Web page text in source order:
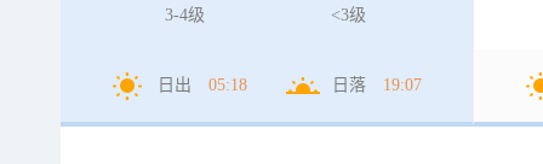
3-4级 <3级
日出 05:18 日落 19:07